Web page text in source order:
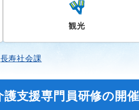
観光
長寿社会課
支援専門員研修の開